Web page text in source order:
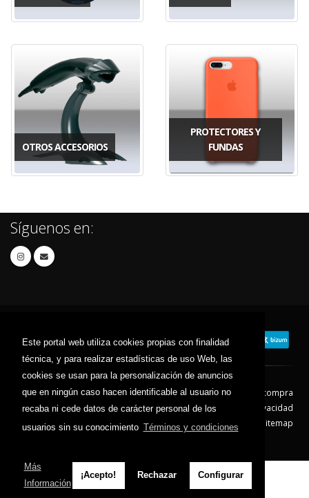
Este portal web utiliza cookies propias con finalidad
técnica, y para realizar estadísticas de uso Web, las
cookies se usan para la personalización de anuncios
que en ningún caso hacen identificable al usuario no
recaba ni cede datos de carácter personal de los
usuarios sin su conocimiento Términos y condiciones
Más
Información
¡Acepto! Rechazar Configurar
OTROS ACCESORIOS
PROTECTORES Y
FUNDAS
Síguenos en:
Contacto Aviso Legal
Condiciones de compra
Política de envíos
Política de devolución
Política de Privacidad
Política de Cookies
Sitemap